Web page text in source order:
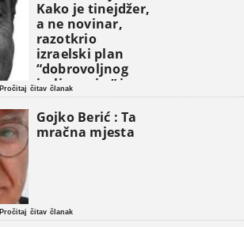
Kako je tinejdžer,
a ne novinar,
razotkrio
izraelski plan
“dobrovoljnog
iseljavanja ” iz
Gaze
Pročitaj čitav članak
Gojko Berić : Ta
mračna mjesta
Pročitaj čitav članak